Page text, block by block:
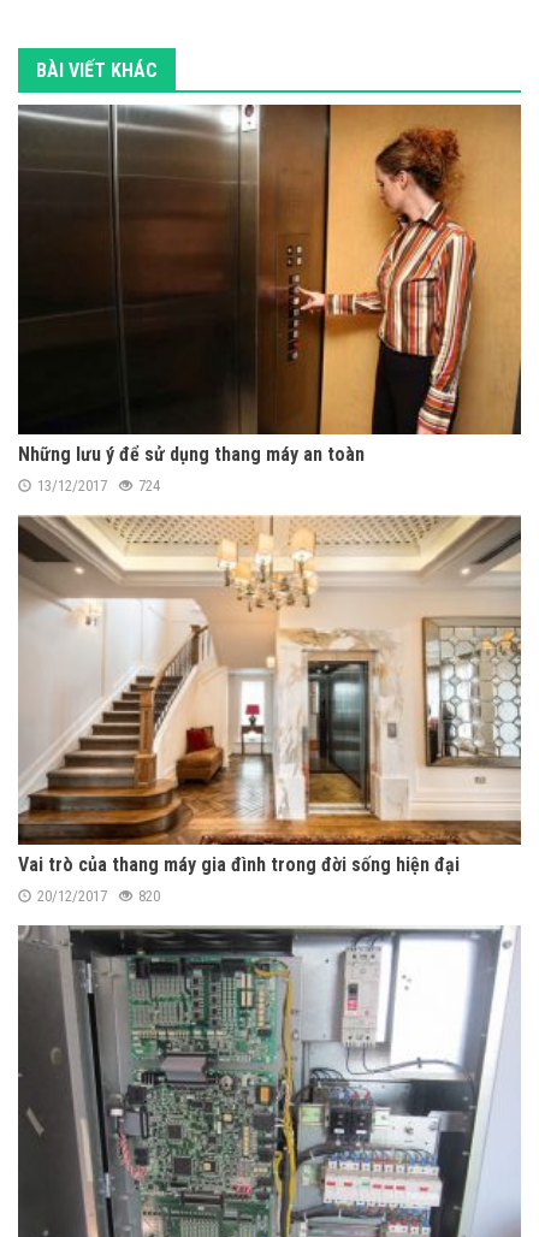
BÀI VIẾT KHÁC
Những lưu ý để sử dụng thang máy an toàn
13/12/2017 724
Vai trò của thang máy gia đình trong đời sống hiện đại
20/12/2017 820